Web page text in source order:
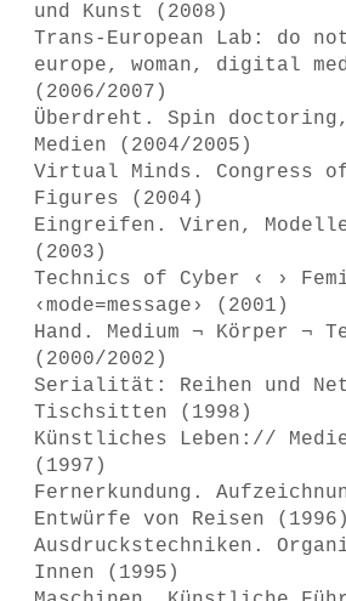
und Kunst (2008)
Trans-European Lab: do
europe, woman, digital
(2006/2007)
Überdreht. Spin
Medien (2004/2005)
Virtual Minds. Congress
Figures (2004)
Eingreifen. Viren,
(2003)
Technics of Cyber ‹ ›
‹mode=message› (2001)
Hand. Medium ¬ Körper ¬
(2000/2002)
Serialität: Reihen und
Tischsitten (1998)
Künstliches Leben://
(1997)
Fernerkundung.
Entwürfe von Reisen (1996)
Ausdruckstechniken.
Innen (1995)